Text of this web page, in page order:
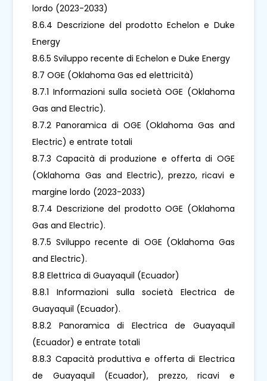
lordo (2023-2033)
8.6.4 Descrizione del prodotto Echelon e Duke
Energy
8.6.5 Sviluppo recente di Echelon e Duke Energy
8.7 OGE (Oklahoma Gas ed elettricità)
8.7.1 Informazioni sulla società OGE (Oklahoma
Gas and Electric).
8.7.2 Panoramica di OGE (Oklahoma Gas and
Electric) e entrate totali
8.7.3 Capacità di produzione e offerta di OGE
(Oklahoma Gas and Electric), prezzo, ricavi e
margine lordo (2023-2033)
8.7.4 Descrizione del prodotto OGE (Oklahoma
Gas and Electric).
8.7.5 Sviluppo recente di OGE (Oklahoma Gas
and Electric).
8.8 Elettrica di Guayaquil (Ecuador)
8.8.1 Informazioni sulla società Electrica de
Guayaquil (Ecuador).
8.8.2 Panoramica di Electrica de Guayaquil
(Ecuador) e entrate totali
8.8.3 Capacità produttiva e offerta di Electrica
de Guayaquil (Ecuador), prezzo, ricavi e